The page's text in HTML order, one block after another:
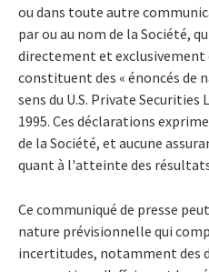
ou dans toute autre
par ou au nom de la Société,
directement et exclusivement
constituent des « énoncés de
sens du U.S. Private
1995. Ces déclarations
de la Société, et aucune
quant à l'atteinte des
Ce communiqué de presse
nature prévisionnelle qui
incertitudes, notamment des